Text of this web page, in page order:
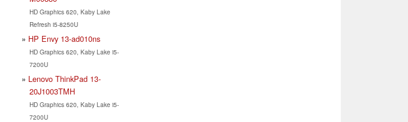
HD Graphics 620, Kaby Lake
Refresh i5-8250U
HP Envy 13-ad010ns
HD Graphics 620, Kaby Lake i5-
7200U
Lenovo ThinkPad 13-
20J1003TMH
HD Graphics 620, Kaby Lake i5-
7200U